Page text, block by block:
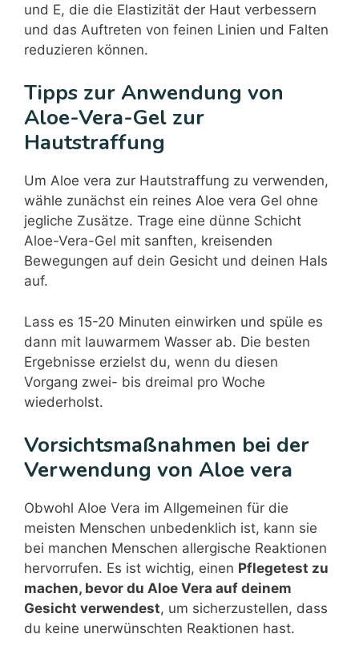
und E, die die Elastizität der Haut verbessern
und das Auftreten von feinen Linien und Falten
reduzieren können.
Tipps zur Anwendung von
Aloe-Vera-Gel zur
Hautstraffung
Um Aloe vera zur Hautstraffung zu verwenden,
wähle zunächst ein reines Aloe vera Gel ohne
jegliche Zusätze. Trage eine dünne Schicht
Aloe-Vera-Gel mit sanften, kreisenden
Bewegungen auf dein Gesicht und deinen Hals
auf.
Lass es 15-20 Minuten einwirken und spüle es
dann mit lauwarmem Wasser ab. Die besten
Ergebnisse erzielst du, wenn du diesen
Vorgang zwei- bis dreimal pro Woche
wiederholst.
Vorsichtsmaßnahmen bei der
Verwendung von Aloe vera
Obwohl Aloe Vera im Allgemeinen für die
meisten Menschen unbedenklich ist, kann sie
bei manchen Menschen allergische Reaktionen
hervorrufen. Es ist wichtig, einen Pflegetest zu
machen, bevor du Aloe Vera auf deinem
Gesicht verwendest, um sicherzustellen, dass
du keine unerwünschten Reaktionen hast.